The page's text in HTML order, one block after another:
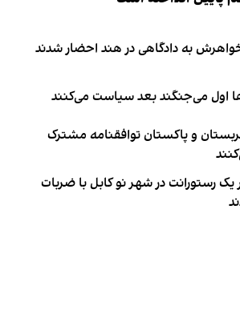
به دادگاهی در هند احضار شدند
اول می‌جنگند بعد سیاست می‌کنند
و پاکستان توافقنامه مشترک
یک رستورانت در شهر نو کابل با ضربات